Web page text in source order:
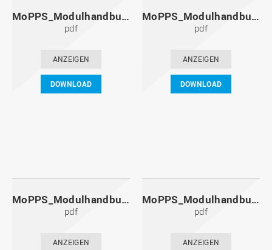
MoPPS_Modulhandbuch_20131201.pdf
pdf
ANZEIGEN
DOWNLOAD
MoPPS_Modulhandbuch_20130601.pdf
pdf
ANZEIGEN
DOWNLOAD
MoPPS_Modulhandbuch_20121201.pdf
pdf
ANZEIGEN
MoPPS_Modulhandbuch_20120601.pdf
pdf
ANZEIGEN